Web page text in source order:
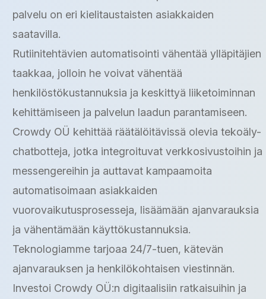
palvelu on eri kielitaustaisten asiakkaiden
saatavilla.
Rutiinitehtävien automatisointi vähentää ylläpitäjien
taakkaa, jolloin he voivat vähentää
henkilöstökustannuksia ja keskittyä liiketoiminnan
kehittämiseen ja palvelun laadun parantamiseen.
Crowdy OÜ kehittää räätälöitävissä olevia tekoäly-
chatbotteja, jotka integroituvat verkkosivustoihin ja
messengereihin ja auttavat kampaamoita
automatisoimaan asiakkaiden
vuorovaikutusprosesseja, lisäämään ajanvarauksia
ja vähentämään käyttökustannuksia.
Teknologiamme tarjoaa 24/7-tuen, kätevän
ajanvarauksen ja henkilökohtaisen viestinnän.
Investoi Crowdy OÜ:n digitaalisiin ratkaisuihin ja